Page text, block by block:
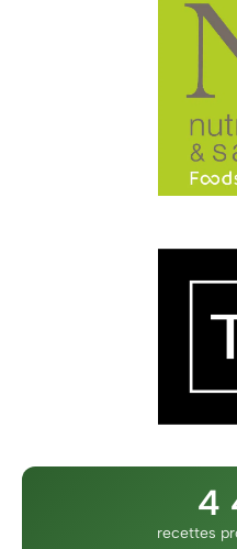
4
recettes